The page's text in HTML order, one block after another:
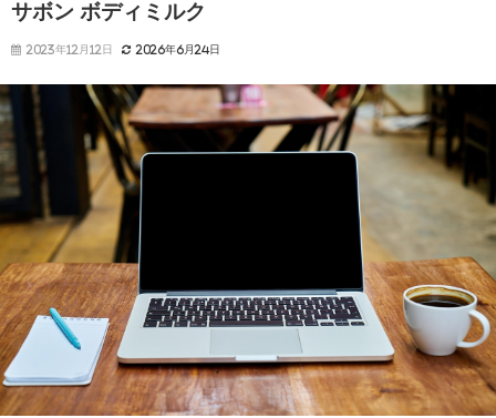
サボン ボディミルク
2023年12月12日 2026年6月24日